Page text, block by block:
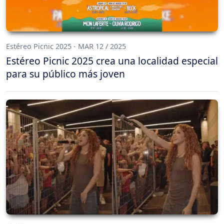
Estéreo Picnic 2025 - MAR 12 / 2025
Estéreo Picnic 2025 crea una localidad especial
para su público más joven